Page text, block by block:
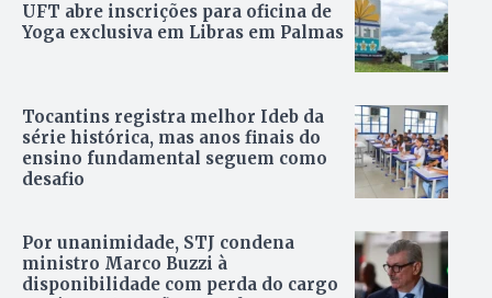
UFT abre inscrições para oficina de
Yoga exclusiva em Libras em Palmas
Tocantins registra melhor Ideb da
série histórica, mas anos finais do
ensino fundamental seguem como
desafio
Por unanimidade, STJ condena
ministro Marco Buzzi à
disponibilidade com perda do cargo